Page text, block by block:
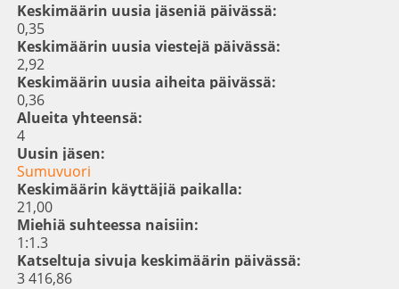
Keskimäärin uusia jäseniä päivässä:
0,35
Keskimäärin uusia viestejä päivässä:
2,92
Keskimäärin uusia aiheita päivässä:
0,36
Alueita yhteensä:
4
Uusin jäsen:
Sumuvuori
Keskimäärin käyttäjiä paikalla:
21,00
Miehiä suhteessa naisiin:
1:1.3
Katseltuja sivuja keskimäärin päivässä:
3 416,86